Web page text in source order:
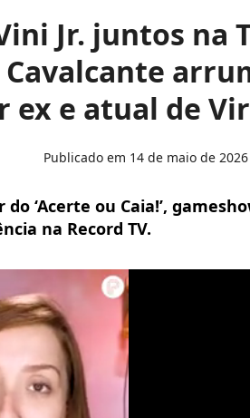
Jr. juntos na
Cavalcante
ex e atual de
Publicado em 14 de maio de
‘Acerte ou Caia!’,
na Record TV.